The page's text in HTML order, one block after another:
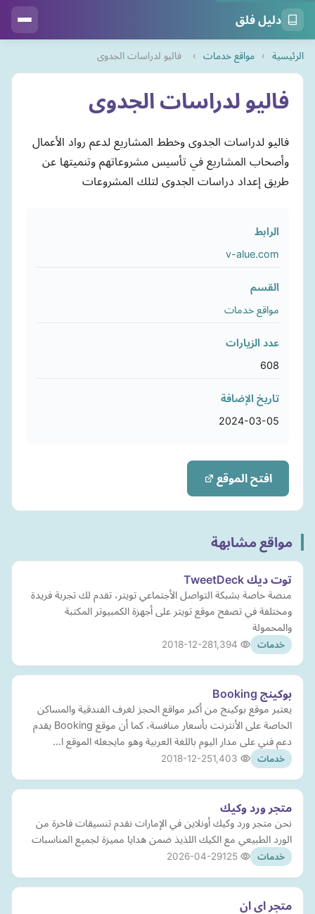
دليل فلق
الرئيسية › مواقع خدمات › فاليو لدراسات الجدوى
فاليو لدراسات الجدوى
فاليو لدراسات الجدوى وخطط المشاريع لدعم رواد الأعمال
وأصحاب المشاريع في تأسيس مشروعاتهم وتنميتها عن
طريق إعداد دراسات الجدوى لتلك المشروعات
الرابط
v-alue.com
القسم
مواقع خدمات
عدد الزيارات
608
تاريخ الإضافة
2024-03-05
افتح الموقع
مواقع مشابهة
توت ديك TweetDeck
منصة خاصة بشبكة التواصل الأجتماعي تويتر، تقدم لك تجربة فريدة
ومختلفة في تصفح موقع تويتر على أجهزة الكمبيوتر المكتبة
والمحمولة
خدمات 2018-12-28
بوكينج Booking
يعتبر موقع بوكينج من أكبر مواقع الحجز لغرف الفندقية والمساكن
الخاصة على الأنترنت بأسعار منافسة، كما أن موقع Booking يقدم
دعم فني على مدار اليوم باللغة العربية وهو مايجعله الموقع ا…
خدمات 2018-12-25
متجر ورد وكيك
نحن متجر ورد وكيك أونلاين في الإمارات نقدم تنسيقات فاخرة من
الورد الطبيعي مع الكيك اللذيذ ضمن هدايا مميزة لجميع المناسبات
خدمات 2026-04-29
متجر اى ان